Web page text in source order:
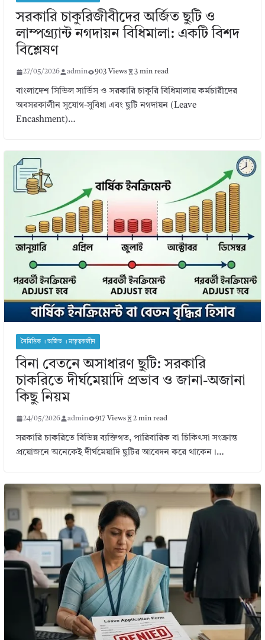
সরকারি চাকুরিজীবীদের অর্জিত ছুটি ও
লাম্পগ্র্যান্ট নগদায়ন বিধিমালা: একটি বিশদ
বিশ্লেষণ
27/05/2026 admin 903 Views 3 min read
বাংলাদেশ সিভিল সার্ভিস ও সরকারি চাকুরি বিধিমালায় কর্মচারীদের
অবসরকালীন সুযোগ-সুবিধা এবং ছুটি নগদায়ন (Leave
Encashment)…
নৈমিত্তিক । অর্জিত । মাতৃত্বকালীন
বিনা বেতনে অসাধারণ ছুটি: সরকারি
চাকরিতে দীর্ঘমেয়াদি প্রভাব ও জানা-অজানা
কিছু নিয়ম
24/05/2026 admin 917 Views 2 min read
সরকারি চাকরিতে বিভিন্ন ব্যক্তিগত, পারিবারিক বা চিকিৎসা সংক্রান্ত
প্রয়োজনে অনেকেই দীর্ঘমেয়াদি ছুটির আবেদন করে থাকেন।…